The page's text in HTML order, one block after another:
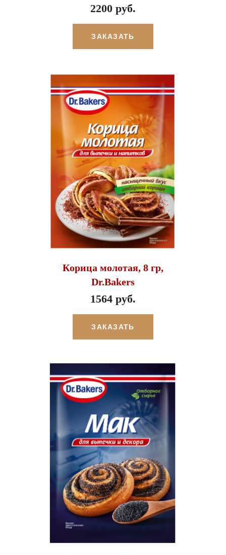
2200 руб.
ЗАКАЗАТЬ
Корица молотая, 8 гр,
Dr.Bakers
1564 руб.
ЗАКАЗАТЬ